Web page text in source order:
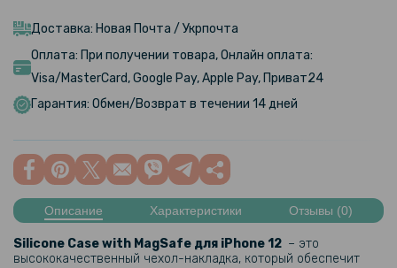
Доставка: Новая Почта / Укрпочта
Оплата: При получении товара, Онлайн оплата:
Visa/MasterCard, Google Pay, Apple Pay, Приват24
Гарантия: Обмен/Возврат в течении 14 дней
Описание Характеристики Отзывы (0)
Silicone Case with MagSafe для iPhone 12 – это
высококачественный чехол-накладка, который обеспечит